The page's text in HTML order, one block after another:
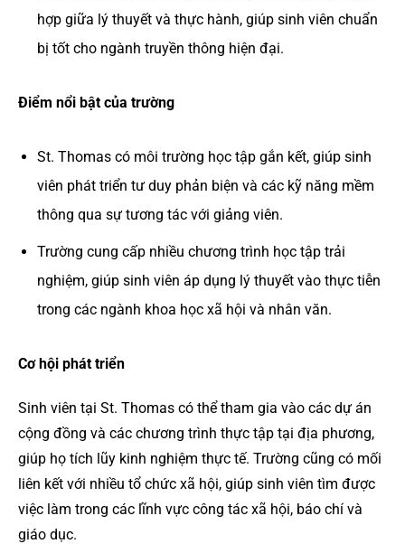
hợp giữa lý thuyết và thực hành, giúp sinh viên chuẩn
bị tốt cho ngành truyền thông hiện đại.
Điểm nổi bật của trường
St. Thomas có môi trường học tập gắn kết, giúp sinh
viên phát triển tư duy phản biện và các kỹ năng mềm
thông qua sự tương tác với giảng viên.
Trường cung cấp nhiều chương trình học tập trải
nghiệm, giúp sinh viên áp dụng lý thuyết vào thực tiễn
trong các ngành khoa học xã hội và nhân văn.
Cơ hội phát triển
Sinh viên tại St. Thomas có thể tham gia vào các dự án
cộng đồng và các chương trình thực tập tại địa phương,
giúp họ tích lũy kinh nghiệm thực tế. Trường cũng có mối
liên kết với nhiều tổ chức xã hội, giúp sinh viên tìm được
việc làm trong các lĩnh vực công tác xã hội, báo chí và
giáo dục.